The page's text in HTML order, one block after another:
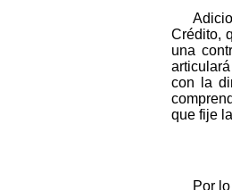
Crédito,
una
con la
que fije
Por